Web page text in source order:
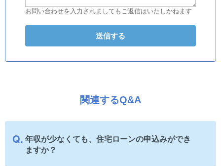
お問い合わせを入力されましてもご返信はいたしかねます
関連するQ&A
年収が少なくても、住宅ローンの申込みができ
ますか？